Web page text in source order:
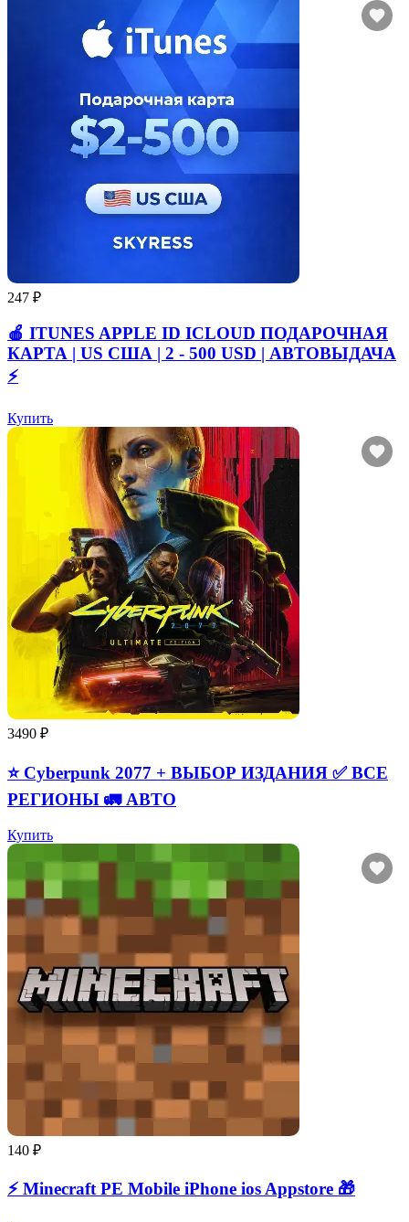
247 ₽
🍎 ITUNES APPLE ID ICLOUD ПОДАРОЧНАЯ
КАРТА | US США | 2 - 500 USD | АВТОВЫДАЧА
⚡️
Купить
3490 ₽
⭐ Cyberpunk 2077 + ВЫБОР ИЗДАНИЯ ✅ ВСЕ
РЕГИОНЫ 🚛 АВТО
Купить
140 ₽
⚡️ Minecraft PE Mobile iPhone ios Appstore 🎁